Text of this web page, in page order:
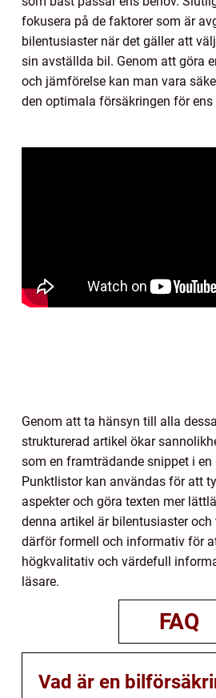
fokusera på de faktorer som är
bilentusiaster när det gäller att
sin avställda bil. Genom att göra
och jämförelse kan man vara
den optimala försäkringen för ens
Genom att ta hänsyn till alla
strukturerad artikel ökar
som en framträdande snippet i en
Punktlistor kan användas för att
aspekter och göra texten mer
denna artikel är bilentusiaster
därför formell och informativ för
högkvalitativ och värdefull
läsare.
FAQ
Vad är en